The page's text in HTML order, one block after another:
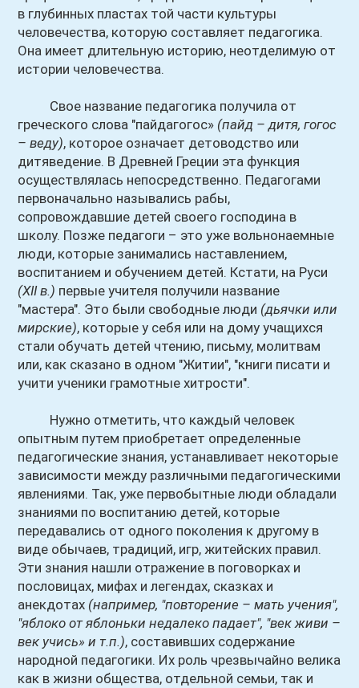
в глубинных пластах той части культуры
человечества, которую составляет педагогика.
Она имеет длительную историю, неотделимую от
истории человечества.
Свое название педагогика получила от
греческого слова "пайдагогос» (пайд – дитя, гогос
– веду), которое означает детоводство или
дитяведение. В Древней Греции эта функция
осуществлялась непосредственно. Педагогами
первоначально назывались рабы,
сопровождавшие детей своего господина в
школу. Позже педагоги – это уже вольнонаемные
люди, которые занимались наставлением,
воспитанием и обучением детей. Кстати, на Руси
(XII в.) первые учителя получили название
"мастера". Это были свободные люди (дьячки или
мирские), которые у себя или на дому учащихся
стали обучать детей чтению, письму, молитвам
или, как сказано в одном "Житии", "книги писати и
учити ученики грамотные хитрости".
Нужно отметить, что каждый человек
опытным путем приобретает определенные
педагогические знания, устанавливает некоторые
зависимости между различными педагогическими
явлениями. Так, уже первобытные люди обладали
знаниями по воспитанию детей, которые
передавались от одного поколения к другому в
виде обычаев, традиций, игр, житейских правил.
Эти знания нашли отражение в поговорках и
пословицах, мифах и легендах, сказках и
анекдотах (например, "повторение – мать учения",
"яблоко от яблоньки недалеко падает", "век живи –
век учись» и т.п.), составивших содержание
народной педагогики. Их роль чрезвычайно велика
как в жизни общества, отдельной семьи, так и